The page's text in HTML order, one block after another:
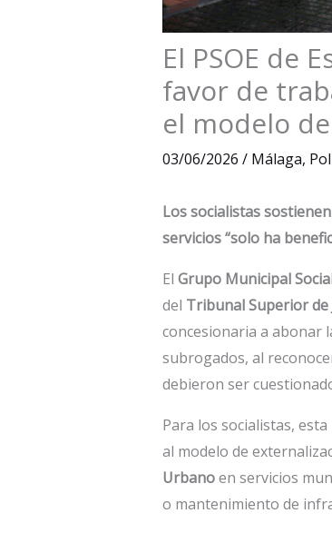
El PSOE de
favor de
el modelo
03/06/2026 / Málaga,
Los socialistas
servicios “solo ha
El Grupo Municipal
del Tribunal Superior de
concesionaria a abonar
subrogados, al
debieron ser
Para los socialistas,
al modelo de
Urbanoen servicios
o mantenimiento de